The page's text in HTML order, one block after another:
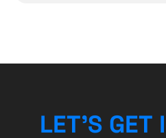
LET’S GET I